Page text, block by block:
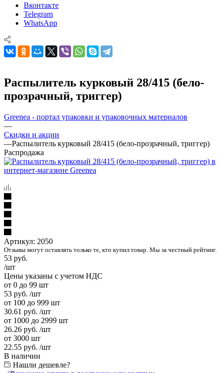
Вконтакте
Telegram
WhatsApp
Распылитель курковый 28/415 (бело-
прозрачный, триггер)
Greenea - портал упаковки и упаковочных материалов
—
Скидки и акции
—Распылитель курковый 28/415 (бело-прозрачный, триггер)
Распродажа
Артикул: 2050
Отзывы могут оставлять только те, кто купил товар. Мы за честный рейтинг.
53 руб.
/шт
Цены указаны с учетом НДС
от 0 до 99 шт
53 руб. /шт
от 100 до 999 шт
30.61 руб. /шт
от 1000 до 2999 шт
26.26 руб. /шт
от 3000 шт
22.55 руб. /шт
В наличии
Нашли дешевле?